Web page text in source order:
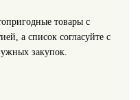
товары с
а список согласуйте с
закупок.